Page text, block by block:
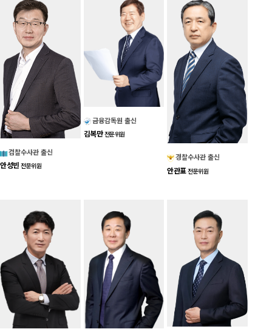
검찰수사관 출신
안성빈 전문위원
금융감독원 출신
김복만전문위원
경찰수사관 출신
안관표전문위원